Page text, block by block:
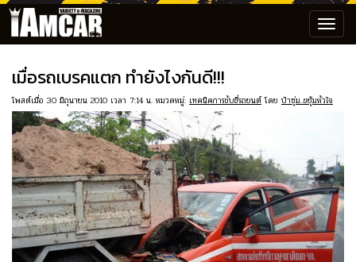
เมื่อรถเบรคแตก ทำยังไงกันดี!!!
โพสต์เมื่อ 30 มิถุนายน 2010 เวลา 7:14 น. หมวดหมู่: เทคนิคการขับขี่รถยนต์โดย ป๋าซุ่ม..ขยุ้มหัวใจ